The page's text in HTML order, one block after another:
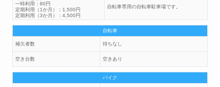
一時利用：80円
定期利用（1か月）：1,500円
定期利用（3か月）：4,500円
自転車専用の自転車駐車場です。
自転車
補欠者数 待ちなし
空き台数 空きあり
バイク